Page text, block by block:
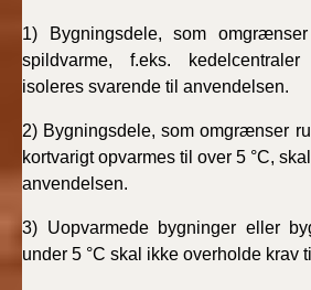
1) Bygningsdele, som
spildvarme, f.eks.
isoleres svarende til anvendelsen.
2) Bygningsdele, som omgrænser
kortvarigt opvarmes til over 5 °C,
anvendelsen.
3) Uopvarmede bygninger eller
under 5 °C skal ikke overholde krav